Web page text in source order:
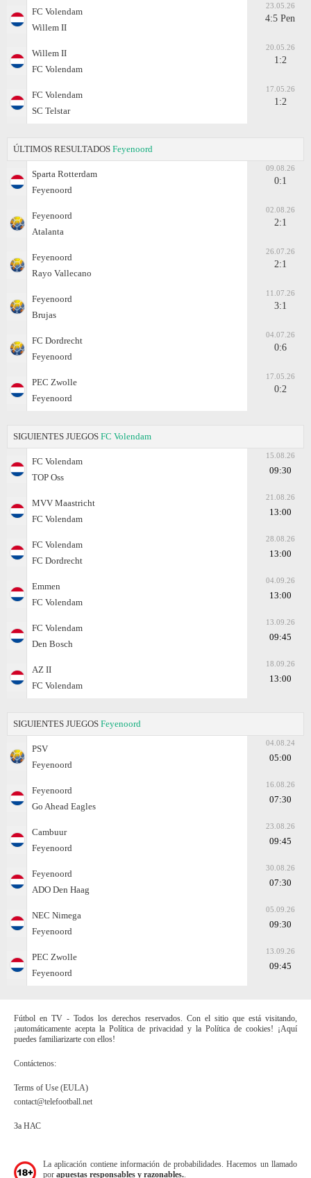
FC Volendam
Willem II
23.05.26
4:5 Pen
Willem II
FC Volendam
20.05.26
1:2
FC Volendam
SC Telstar
17.05.26
1:2
ÚLTIMOS RESULTADOS Feyenoord
Sparta Rotterdam
Feyenoord
09.08.26
0:1
Feyenoord
Atalanta
02.08.26
2:1
Feyenoord
Rayo Vallecano
26.07.26
2:1
Feyenoord
Brujas
11.07.26
3:1
FC Dordrecht
Feyenoord
04.07.26
0:6
PEC Zwolle
Feyenoord
17.05.26
0:2
SIGUIENTES JUEGOS FC Volendam
FC Volendam
TOP Oss
15.08.26
09:30
MVV Maastricht
FC Volendam
21.08.26
13:00
FC Volendam
FC Dordrecht
28.08.26
13:00
Emmen
FC Volendam
04.09.26
13:00
FC Volendam
Den Bosch
13.09.26
09:45
AZ II
FC Volendam
18.09.26
13:00
SIGUIENTES JUEGOS Feyenoord
PSV
Feyenoord
04.08.24
05:00
Feyenoord
Go Ahead Eagles
16.08.26
07:30
Cambuur
Feyenoord
23.08.26
09:45
Feyenoord
ADO Den Haag
30.08.26
07:30
NEC Nimega
Feyenoord
05.09.26
09:30
PEC Zwolle
Feyenoord
13.09.26
09:45
Fútbol en TV - Todos los derechos reservados. Con el sitio que está visitando,
¡automáticamente acepta la Política de privacidad y la Política de cookies! ¡Aquí
puedes familiarizarte con ellos!
Contáctenos:
Terms of Use (EULA)
contact@telefootball.net
За НАС
La aplicación contiene información de probabilidades. Hacemos un llamado
por apuestas responsables y razonables.